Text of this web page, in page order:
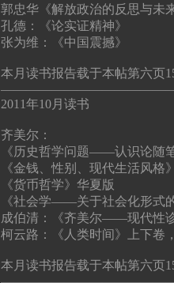
郭忠华《解放政治的反思与未
孔德：《论实证精神》
张为维：《中国震撼》
本月读书报告载于本帖第六页
2011年10月读书
齐美尔：
《历史哲学问题——认识论随
《金钱、性别、现代生活风格
《货币哲学》华夏版
《社会学——关于社会化形式
成伯清：《齐美尔——现代性
柯云路：《人类时间》上下卷
本月读书报告载于本帖第六页